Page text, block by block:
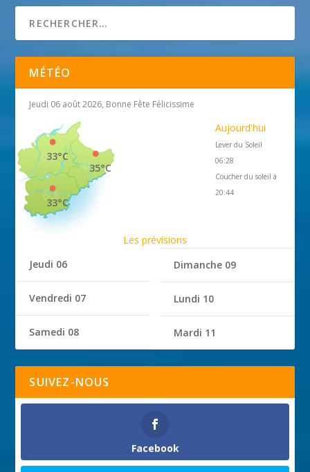
MÉTÉO
Jeudi 06 août 2026, Bonne Fête Félicissime
35°C
33°C
33°C
Aujourd'hui
Lever du Soleil
06:28
Coucher du soleil à
20:44
Les prévisions
Jeudi 06
Vendredi 07
Samedi 08
Dimanche 09
Lundi 10
Mardi 11
SUIVEZ-NOUS
Facebook